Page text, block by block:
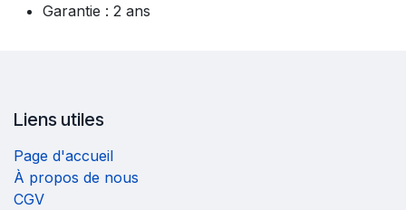
Garantie : 2 ans
Liens utiles
Page d'accueil
À propos de nous
CGV